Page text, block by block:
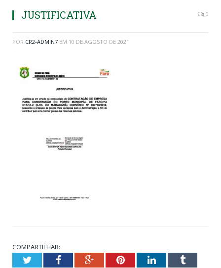
JUSTIFICATIVA 0
POR CR2-ADMIN7 EM 10 DE AGOSTO DE 2021
COMPARTILHAR:
TwitterFacebookGoogle+PinterestLinkedInTumblr